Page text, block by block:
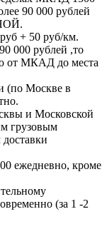
90 000 рублей
+ 50 руб/км.
000 рублей ,то
от МКАД до места
(по Москве в
и Московской
грузовым
ежедневно, кроме
(за 1 -2